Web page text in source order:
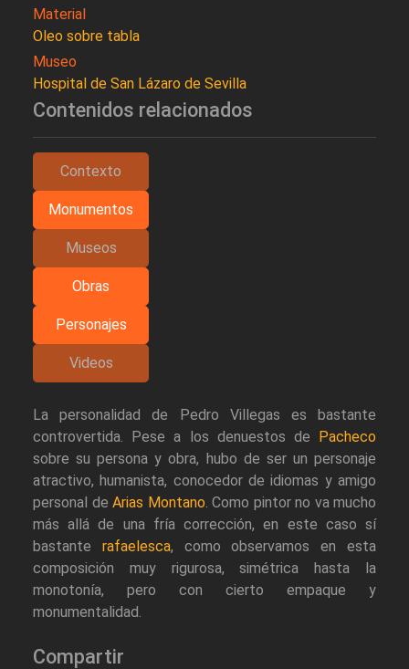
Material
Oleo sobre tabla
Museo
Hospital de San Lázaro de Sevilla
Contenidos relacionados
Contexto
Monumentos
Museos
Obras
Personajes
Videos
La personalidad de Pedro Villegas es bastante
controvertida. Pese a los denuestos de Pacheco
sobre su persona y obra, hubo de ser un personaje
atractivo, humanista, conocedor de idiomas y amigo
personal de Arias Montano. Como pintor no va mucho
más allá de una fría corrección, en este caso sí
bastante rafaelesca, como observamos en esta
composición muy rigurosa, simétrica hasta la
monotonía, pero con cierto empaque y
monumentalidad.
Compartir